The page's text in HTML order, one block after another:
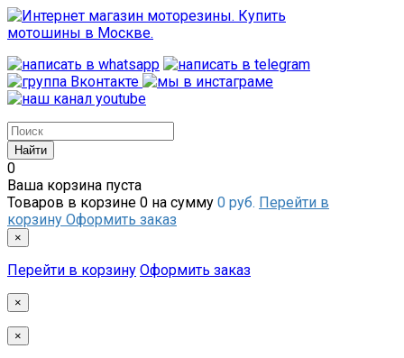
0
Ваша корзина пуста
Товаров в корзине 0 на сумму 0 руб. Перейти в
корзину Оформить заказ
×
Перейти в корзину Оформить заказ
×
×